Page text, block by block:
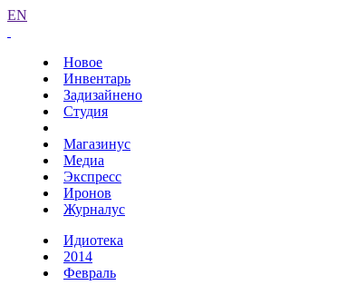
EN
Новое
Инвентарь
Задизайнено
Студия
Магазинус
Медиа
Экспресс
Иронов
Журналус
Идиотека
2014
Февраль